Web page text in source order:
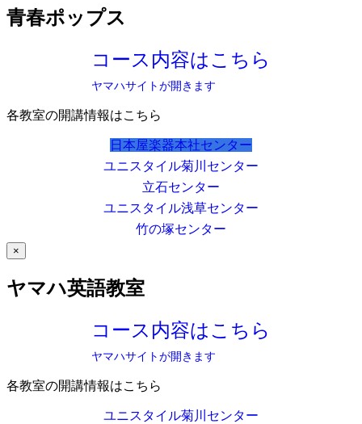
青春ポップス
コース内容はこちら
ヤマハサイトが開きます
各教室の開講情報はこちら
日本屋楽器本社センター
ユニスタイル菊川センター
立石センター
ユニスタイル浅草センター
竹の塚センター
×
ヤマハ英語教室
コース内容はこちら
ヤマハサイトが開きます
各教室の開講情報はこちら
ユニスタイル菊川センター